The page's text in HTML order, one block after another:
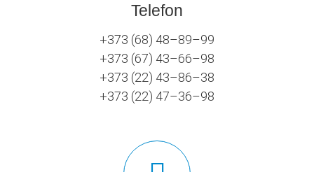
Telefon
+373 (68) 48–89–99
+373 (67) 43–66–98
+373 (22) 43–86–38
+373 (22) 47–36–98